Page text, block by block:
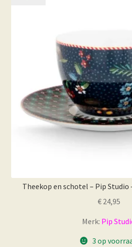
Theekop en schotel – Pip Studio
€24,95
Merk: Pip
3 op